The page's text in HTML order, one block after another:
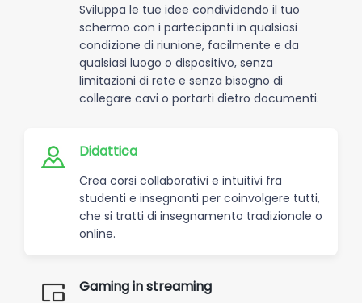
Sviluppa le tue idee condividendo il tuo
schermo con i partecipanti in qualsiasi
condizione di riunione, facilmente e da
qualsiasi luogo o dispositivo, senza
limitazioni di rete e senza bisogno di
collegare cavi o portarti dietro documenti.
Didattica
Crea corsi collaborativi e intuitivi fra
studenti e insegnanti per coinvolgere tutti,
che si tratti di insegnamento tradizionale o
online.
Gaming in streaming